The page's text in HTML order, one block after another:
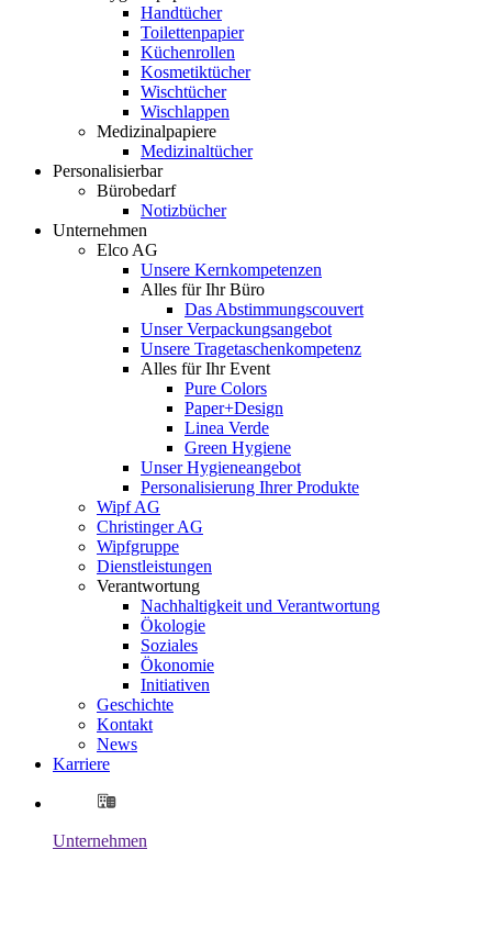
Handtücher
Toilettenpapier
Küchenrollen
Kosmetiktücher
Wischtücher
Wischlappen
Medizinalpapiere
Medizinaltücher
Personalisierbar
Bürobedarf
Notizbücher
Unternehmen
Elco AG
Unsere Kernkompetenzen
Alles für Ihr Büro
Das Abstimmungscouvert
Unser Verpackungsangebot
Unsere Tragetaschenkompetenz
Alles für Ihr Event
Pure Colors
Paper+Design
Linea Verde
Green Hygiene
Unser Hygieneangebot
Personalisierung Ihrer Produkte
Wipf AG
Christinger AG
Wipfgruppe
Dienstleistungen
Verantwortung
Nachhaltigkeit und Verantwortung
Ökologie
Soziales
Ökonomie
Initiativen
Geschichte
Kontakt
News
Karriere
Unternehmen